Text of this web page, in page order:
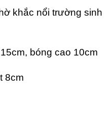
khắc nổi trường sinh
bóng cao 10cm
8cm